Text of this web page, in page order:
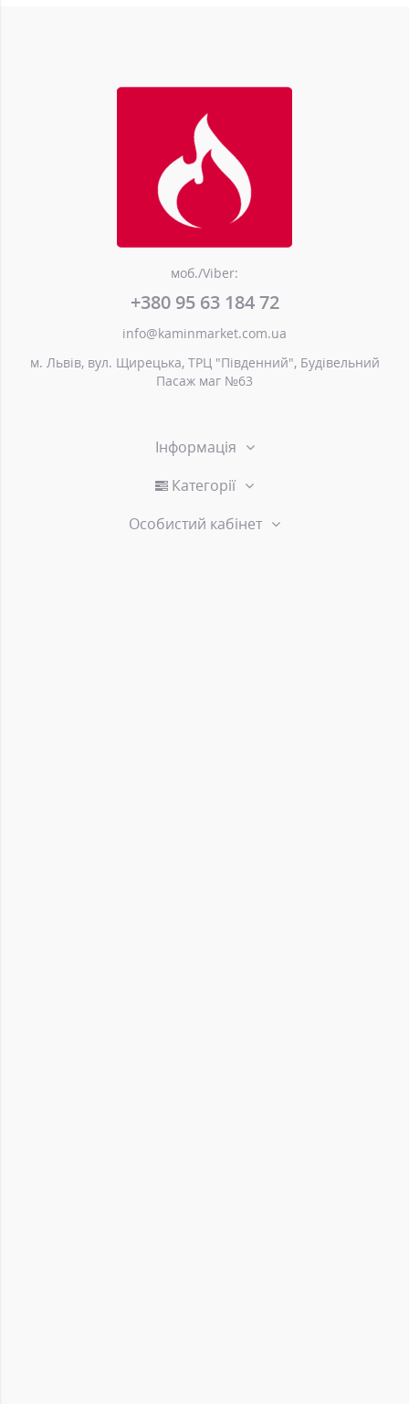
моб./Viber:
+380 95 63 184 72
info@kaminmarket.com.ua
м. Львів, вул. Щирецька, ТРЦ "Південний", Будівельний
Пасаж маг №63
Інформація
Категорії
Особистий кабінет